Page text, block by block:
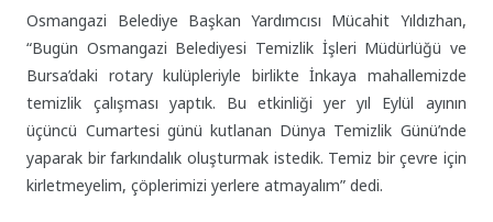
Osmangazi Belediye Başkan Yardımcısı Mücahit Yıldızhan,
“Bugün Osmangazi Belediyesi Temizlik İşleri Müdürlüğü ve
Bursa’daki rotary kulüpleriyle birlikte İnkaya mahallemizde
temizlik çalışması yaptık. Bu etkinliği yer yıl Eylül ayının
üçüncü Cumartesi günü kutlanan Dünya Temizlik Günü’nde
yaparak bir farkındalık oluşturmak istedik. Temiz bir çevre için
kirletmeyelim, çöplerimizi yerlere atmayalım” dedi.